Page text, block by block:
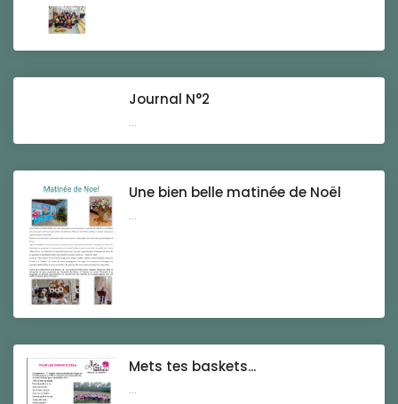
Journal N°2
...
Une bien belle matinée de Noël
...
Mets tes baskets...
...